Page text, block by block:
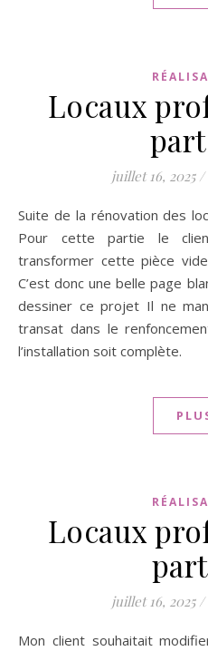
Locaux
juillet 16, 2025 /
Suite de la rénovation des locaux professionnels Ardante
Pour cette partie le
transformer cette pièce
C’est donc une belle page
dessiner ce projet Il ne
transat dans le
l’installation soit complète.
Locaux
juillet 16, 2025 /
Mon client souhaitait modifier ses locaux professionnels